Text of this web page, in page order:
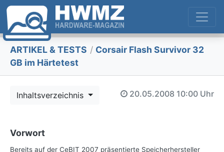
ARTIKEL & TESTS / Corsair Flash Survivor 32
GB im Härtetest
Inhaltsverzeichnis 20.05.2008 10:00 Uhr
Vorwort
Bereits auf der CeBIT 2007 präsentierte Speicherhersteller